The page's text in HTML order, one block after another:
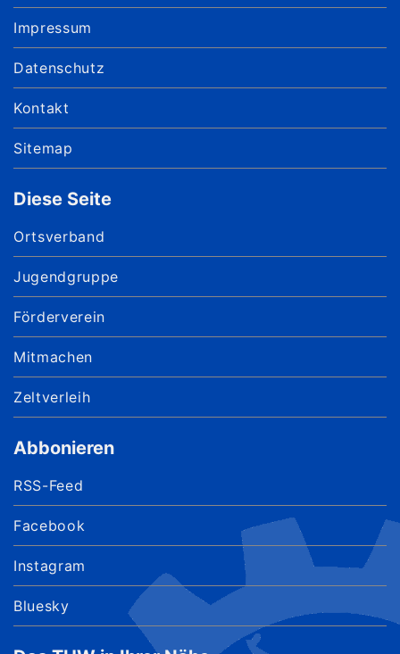
Impressum
Datenschutz
Kontakt
Sitemap
Diese Seite
Ortsverband
Jugendgruppe
Förderverein
Mitmachen
Zeltverleih
Abbonieren
RSS-Feed
Facebook
Instagram
Bluesky